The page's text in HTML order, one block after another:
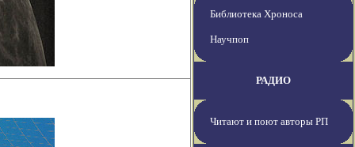
Библиотека Хроноса
Научпоп
РАДИО
Читают и поют авторы РП